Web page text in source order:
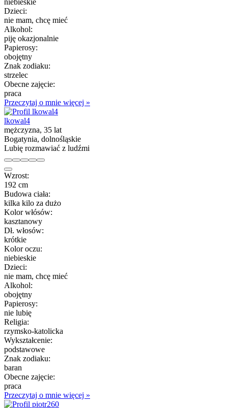
Dzieci:
nie mam, chcę mieć
Alkohol:
piję okazjonalnie
Papierosy:
obojętny
Znak zodiaku:
strzelec
Obecne zajęcie:
praca
Przeczytaj o mnie więcej »
lkowal4
mężczyzna, 35 lat
Bogatynia, dolnośląskie
Lubię rozmawiać z ludźmi
Wzrost:
192 cm
Budowa ciała:
kilka kilo za dużo
Kolor włósów:
kasztanowy
Dł. włosów:
krótkie
Kolor oczu:
niebieskie
Dzieci:
nie mam, chcę mieć
Alkohol:
obojętny
Papierosy:
nie lubię
Religia:
rzymsko-katolicka
Wykształcenie:
podstawowe
Znak zodiaku:
baran
Obecne zajęcie:
praca
Przeczytaj o mnie więcej »